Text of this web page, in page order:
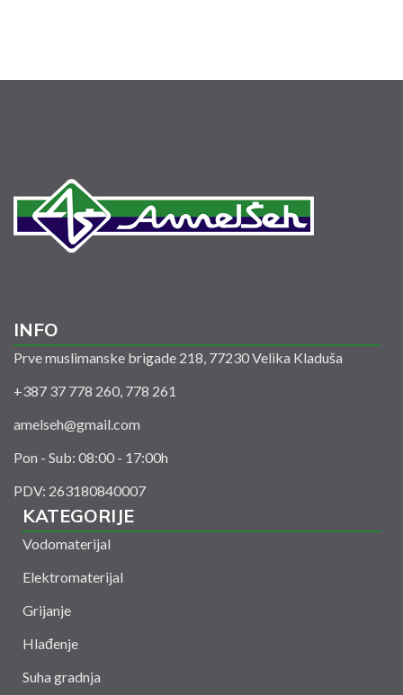
INFO
Prve muslimanske brigade 218, 77230 Velika Kladuša
+387 37 778 260, 778 261
amelseh@gmail.com
Pon - Sub: 08:00 - 17:00h
PDV: 263180840007
KATEGORIJE
Vodomaterijal
Elektromaterijal
Grijanje
Hlađenje
Suha gradnja